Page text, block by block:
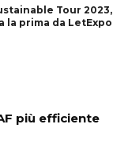
Tour 2023,
la prima da LetExpo
più efficiente